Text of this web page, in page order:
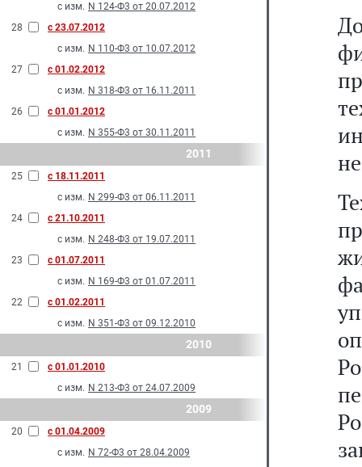
с изм. N 124-Ф3 от 20.07.2012
28
с 23.07.2012
с изм. N 110-Ф3 от 10.07.2012
27
с 01.02.2012
с изм. N 318-Ф3 от 16.11.2011
26
с 01.01.2012
с изм. N 355-Ф3 от 30.11.2011
2011
25
с 18.11.2011
с изм. N 299-Ф3 от 06.11.2011
24
с 21.10.2011
с изм. N 248-Ф3 от 19.07.2011
23
с 01.07.2011
с изм. N 169-Ф3 от 01.07.2011
22
с 01.02.2011
с изм. N 351-Ф3 от 09.12.2010
2010
21
с 01.01.2010
с изм. N 213-Ф3 от 24.07.2009
2009
20
с 01.04.2009
с изм. N 72-Ф3 от 28.04.2009